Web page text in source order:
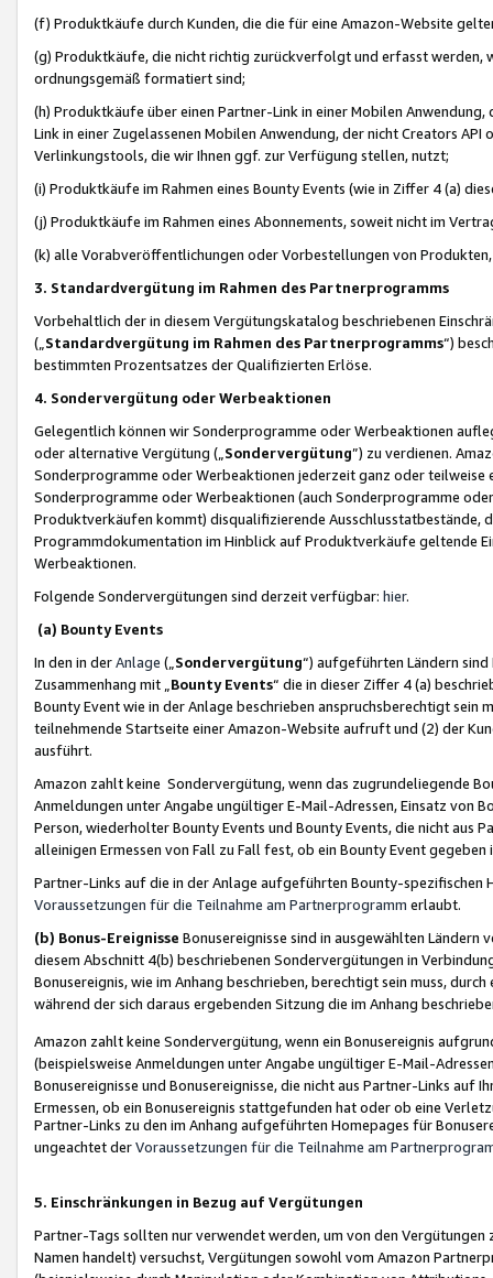
(f) Produktkäufe durch Kunden, die die für eine Amazon-Website
(g) Produktkäufe, die nicht richtig zurückverfolgt und erfasst werden,
ordnungsgemäß formatiert sind;
(h) Produktkäufe über einen Partner-Link in einer Mobilen
Link in einer Zugelassenen Mobilen Anwendung, der nicht Creators
Verlinkungstools, die wir Ihnen ggf. zur Verfügung stellen, nutzt;
(i) Produktkäufe im Rahmen eines Bounty Events (wie in Ziffer 4 (a)
(j) Produktkäufe im Rahmen eines Abonnements, soweit nicht im
(k) alle Vorabveröffentlichungen oder Vorbestellungen von
3. Standardvergütung im Rahmen des Partnerprogramms
Vorbehaltlich der in diesem Vergütungskatalog beschriebenen
(„ Standardvergütung im Rahmen des Partnerprogramms“)
bestimmten Prozentsatzes der Qualifizierten Erlöse.
4. Sondervergütung oder Werbeaktionen
Gelegentlich können wir Sonderprogramme oder Werbeaktionen
oder alternative Vergütung („ Sondervergütung”) zu verdienen.
Sonderprogramme oder Werbeaktionen jederzeit ganz oder
Sonderprogramme oder Werbeaktionen (auch Sonderprogramme
Produktverkäufen kommt) disqualifizierende Ausschlusstatbestände,
Programmdokumentation im Hinblick auf Produktverkäufe geltende
Werbeaktionen.
Folgende Sondervergütungen sind derzeit verfügbar: hier.
(a) Bounty Events
In den in derAnlage („ Sondervergütung“) aufgeführten Ländern
Zusammenhang mit „ Bounty Events“ die in dieser Ziffer 4 (a)
Bounty Event wie in der Anlage beschrieben anspruchsberechtigt sein
teilnehmende Startseite einer Amazon-Website aufruft und (2) der
ausführt.
Amazon zahlt keine Sondervergütung, wenn das zugrundeliegende
Anmeldungen unter Angabe ungültiger E-Mail-Adressen, Einsatz von
Person, wiederholter Bounty Events und Bounty Events, die nicht
alleinigen Ermessen von Fall zu Fall fest, ob ein Bounty Event
Partner-Links auf die in der Anlage aufgeführten Bounty-spezifischen
Voraussetzungen für die Teilnahme am Partnerprogramm erlaubt.
(b) Bonus-Ereignisse Bonusereignisse sind in ausgewählten Ländern
diesem Abschnitt 4(b) beschriebenen Sondervergütungen in
Bonusereignis, wie im Anhang beschrieben, berechtigt sein muss,
während der sich daraus ergebenden Sitzung die im Anhang
Amazon zahlt keine Sondervergütung, wenn ein Bonusereignis
(beispielsweise Anmeldungen unter Angabe ungültiger E-Mail-
Bonusereignisse und Bonusereignisse, die nicht aus Partner-Links auf
Ermessen, ob ein Bonusereignis stattgefunden hat oder ob eine
Partner-Links zu den im Anhang aufgeführten Homepages für
ungeachtet derVoraussetzungen für die Teilnahme am
5. Einschränkungen in Bezug auf Vergütungen
Partner-Tags sollten nur verwendet werden, um von den
Namen handelt) versuchst, Vergütungen sowohl vom Amazon